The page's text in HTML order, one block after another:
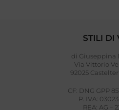
STILI DI
di Giuseppina
Via Vittorio
92025
CF: DNG GPP
P. IVA:
REA: AG –